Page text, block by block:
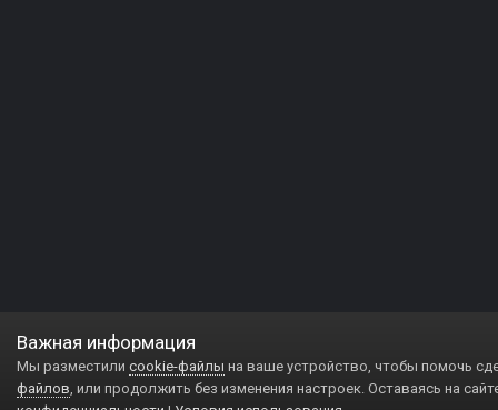
Важная информация
Мы разместили cookie-файлы на ваше устройство, чтобы помочь
файлов, или продолжить без изменения настроек. Оставаясь на